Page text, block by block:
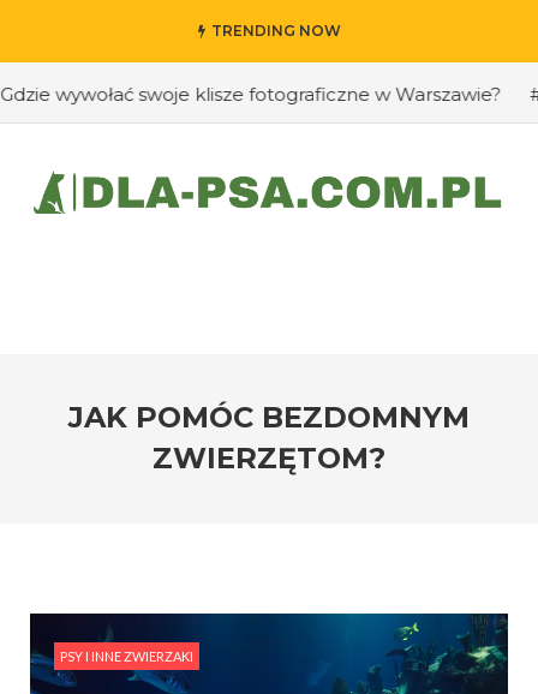
TRENDING NOW
wywołać swoje klisze fotograficzne w Warszawie? #Jak
JAK POMÓC BEZDOMNYM
ZWIERZĘTOM?
PSY I INNE ZWIERZAKI